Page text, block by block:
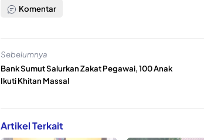
Komentar
Sebelumnya
Bank Sumut Salurkan Zakat Pegawai, 100 Anak
Ikuti Khitan Massal
Artikel Terkait